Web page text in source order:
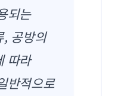
되는
, 공방의
따라
반적으로